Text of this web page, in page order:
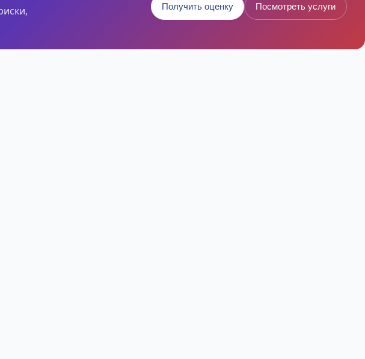
Получить оценку Посмотреть услуги